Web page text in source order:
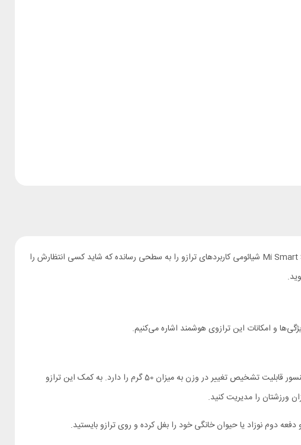
همه ما از ترازو یک انتظار مهم داریم و آن این است که اینکه بعد از اینکه رویش ایستادیم وزنمان را نمایش دهد. با ساخت ترازو هوشمند Mi Smart Scale 2 شیائومی کاربردهای ترازو را به سطحی رسانده که شاید کسی انتظارش را
و امکانات این ترازوی هوشمند اشاره می‌کنیم.
ترازو شیائومی Scale 2 به سنسور اندازه گیری استیل منیزیم با دقت بالا مجهز شده که توانایی اندازه گیری حداکثر 150 کیلوگرم وزن را دارد. این سنسور قابلیت تشخیص تغییر در وزن به میزان 50 گرم را دارد. به کمک این ترازو
ورزشتان را مدیریت کنید.
دوم نوزاد یا حیوان خانگی خود را بغل کرده و روی ترازو بایستید.